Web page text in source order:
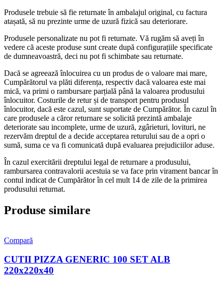
Produsele trebuie să fie returnate în ambalajul original, cu factura
atașată, să nu prezinte urme de uzură fizică sau deteriorare.
Produsele personalizate nu pot fi returnate. Vă rugăm să aveți în
vedere că aceste produse sunt create după configurațiile specificate
de dumneavoastră, deci nu pot fi schimbate sau returnate.
Dacă se agreează înlocuirea cu un produs de o valoare mai mare,
Cumpărătorul va plăti diferența, respectiv dacă valoarea este mai
mică, va primi o rambursare parțială până la valoarea produsului
înlocuitor. Costurile de retur și de transport pentru produsul
înlocuitor, dacă este cazul, sunt suportate de Cumpărător. În cazul în
care produsele a căror returnare se solicită prezintă ambalaje
deteriorate sau incomplete, urme de uzură, zgârieturi, lovituri, ne
rezervăm dreptul de a decide acceptarea returului sau de a opri o
sumă, suma ce va fi comunicată după evaluarea prejudiciilor aduse.
În cazul exercitării dreptului legal de returnare a produsului,
rambursarea contravalorii acestuia se va face prin virament bancar în
contul indicat de Cumpărător în cel mult 14 de zile de la primirea
produsului returnat.
Produse similare
Compară
CUTII PIZZA GENERIC 100 SET ALB
220x220x40